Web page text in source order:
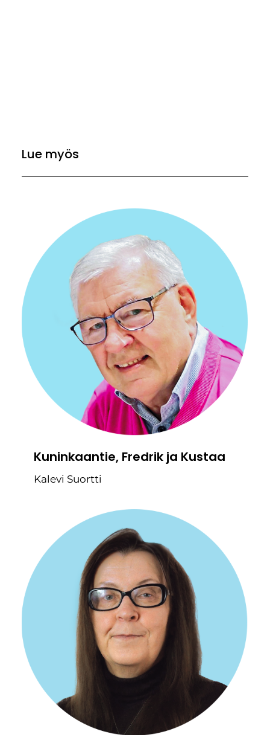
Lue myös
Kuninkaantie, Fredrik ja Kustaa
Kalevi Suortti